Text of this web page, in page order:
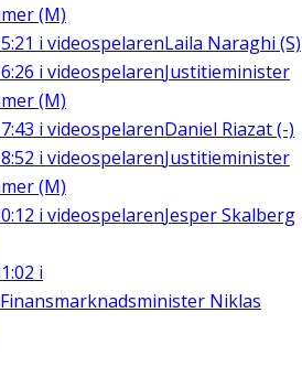
(M)
i videospelarenLaila Naraghi (S)
i videospelarenJustitieminister
(M)
i videospelarenDaniel Riazat (-)
i videospelarenJustitieminister
(M)
i videospelarenJesper Skalberg
i
Finansmarknadsminister Niklas